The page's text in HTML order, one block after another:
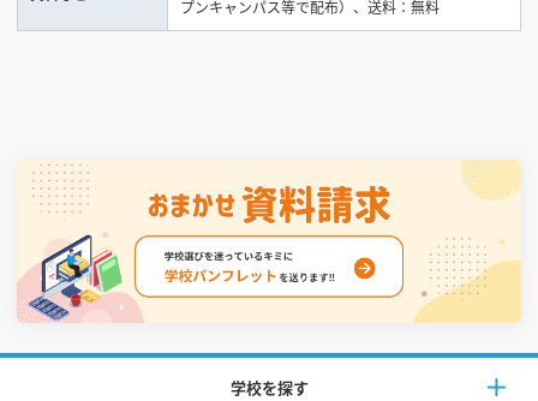
プンキャンパス等で配布）、送料：無料
学校を探す